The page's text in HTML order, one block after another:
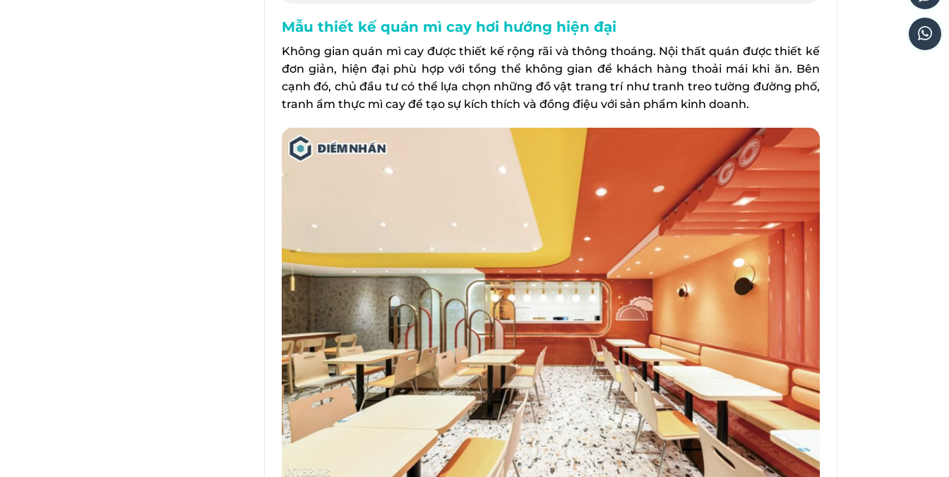
Mẫu thiết kế quán mì cay hơi hướng hiện đại
Không gian quán mì cay được thiết kế rộng rãi và thông thoáng. Nội thất quán được thiết kế
đơn giản, hiện đại phù hợp với tổng thể không gian để khách hàng thoải mái khi ăn. Bên
cạnh đó, chủ đầu tư có thể lựa chọn những đồ vật trang trí như tranh treo tường đường phố,
tranh ẩm thực mì cay để tạo sự kích thích và đồng điệu với sản phẩm kinh doanh.